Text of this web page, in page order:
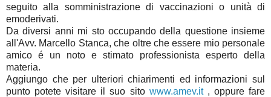
seguito alla somministrazione di vaccinazioni o unità di
emoderivati.
Da diversi anni mi sto occupando della questione insieme
all'Avv. Marcello Stanca, che oltre che essere mio personale
amico é un noto e stimato professionista esperto della
materia.
Aggiungo che per ulteriori chiarimenti ed informazioni sul
punto potete visitare il suo sito www.amev.it, oppure fare